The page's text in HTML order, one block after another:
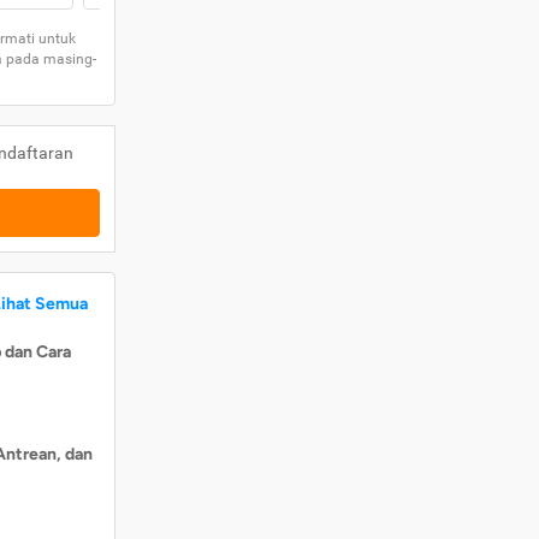
untuk
pada masing-
Semua
Cara
dan